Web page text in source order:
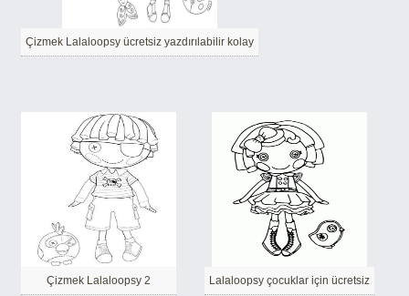
Çizmek Lalaloopsy ücretsiz yazdırılabilir kolay
Çizmek Lalaloopsy 2 Lalaloopsy çocuklar için ücretsiz